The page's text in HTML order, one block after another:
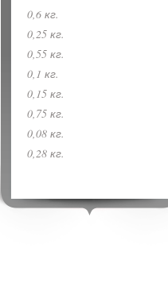
0,6 кг.
0,25 кг.
0,55 кг.
0,1 кг.
0,15 кг.
0,75 кг.
0,08 кг.
0,28 кг.